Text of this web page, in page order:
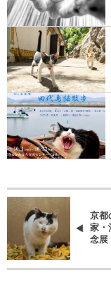
京都
家・
念展